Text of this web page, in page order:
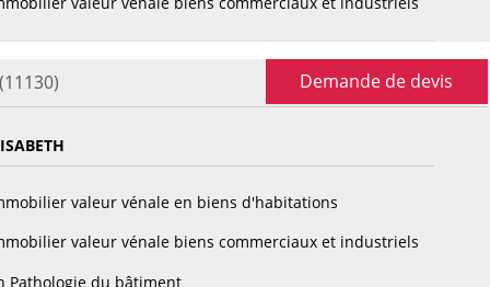
Demande de devis
valeur vénale en biens d'habitations
valeur vénale biens commerciaux et industriels
Pathologie du bâtiment